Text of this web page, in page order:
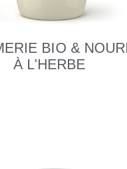
BIO &
À L'HERBE